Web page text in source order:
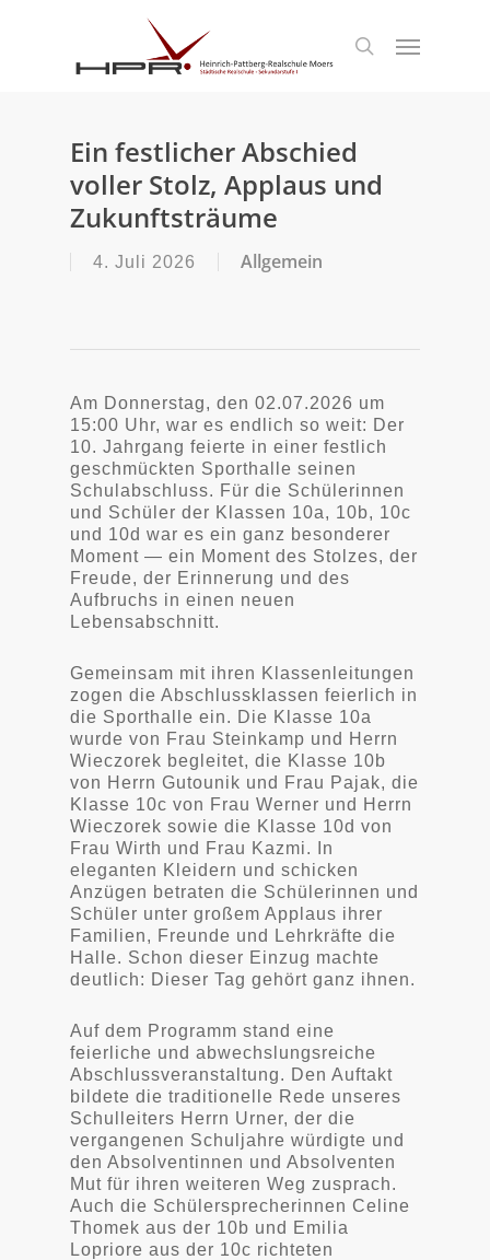
search
Menu
Ein festlicher Abschied
voller Stolz, Applaus und
Zukunftsträume
4. Juli 2026 Allgemein
Am Donnerstag, den 02.07.2026 um
15:00 Uhr, war es endlich so weit: Der
10. Jahrgang feierte in einer festlich
geschmückten Sporthalle seinen
Schulabschluss. Für die Schülerinnen
und Schüler der Klassen 10a, 10b, 10c
und 10d war es ein ganz besonderer
Moment — ein Moment des Stolzes, der
Freude, der Erinnerung und des
Aufbruchs in einen neuen
Lebensabschnitt.
Gemeinsam mit ihren Klassenleitungen
zogen die Abschlussklassen feierlich in
die Sporthalle ein. Die Klasse 10a
wurde von Frau Steinkamp und Herrn
Wieczorek begleitet, die Klasse 10b
von Herrn Gutounik und Frau Pajak, die
Klasse 10c von Frau Werner und Herrn
Wieczorek sowie die Klasse 10d von
Frau Wirth und Frau Kazmi. In
eleganten Kleidern und schicken
Anzügen betraten die Schülerinnen und
Schüler unter großem Applaus ihrer
Familien, Freunde und Lehrkräfte die
Halle. Schon dieser Einzug machte
deutlich: Dieser Tag gehört ganz ihnen.
Auf dem Programm stand eine
feierliche und abwechslungsreiche
Abschlussveranstaltung. Den Auftakt
bildete die traditionelle Rede unseres
Schulleiters Herrn Urner, der die
vergangenen Schuljahre würdigte und
den Absolventinnen und Absolventen
Mut für ihren weiteren Weg zusprach.
Auch die Schülersprecherinnen Celine
Thomek aus der 10b und Emilia
Lopriore aus der 10c richteten